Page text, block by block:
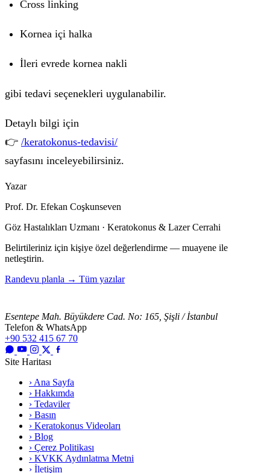
Cross linking
Kornea içi halka
İleri evrede kornea nakli
gibi tedavi seçenekleri uygulanabilir.
Detaylı bilgi için
👉 /keratokonus-tedavisi/
sayfasını inceleyebilirsiniz.
Yazar
Prof. Dr. Efekan Coşkunseven
Göz Hastalıkları Uzmanı · Keratokonus & Lazer Cerrahi
Belirtileriniz için kişiye özel değerlendirme — muayene ile
netleştirin.
Randevu planla → Tüm yazılar
Esentepe Mah. Büyükdere Cad. No: 165, Şişli / İstanbul
Telefon & WhatsApp
+90 532 415 67 70
Site Haritası
› Ana Sayfa
› Hakkımda
› Tedaviler
› Basın
› Keratokonus Videoları
› Blog
› Çerez Politikası
› KVKK Aydınlatma Metni
› İletişim